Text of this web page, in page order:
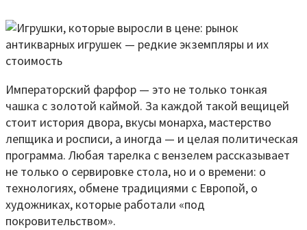
Императорский фарфор — это не только тонкая
чашка с золотой каймой. За каждой такой вещицей
стоит история двора, вкусы монарха, мастерство
лепщика и росписи, а иногда — и целая политическая
программа. Любая тарелка с вензелем рассказывает
не только о сервировке стола, но и о времени: о
технологиях, обмене традициями с Европой, о
художниках, которые работали «под
покровительством».